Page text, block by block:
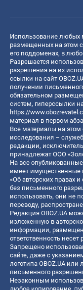
Использование любых
размещенных на этом
его поддоменах, в
Разрешается
разрешения на их
ссылки на сайт
получении
обязательном
систем, гиперссылки
https://
материал в первом
Все материалы на этом
исследования –
редакции,
принадлежат ООО
На все
имеет
«Об авторских правах
без письменного
использовать, они не
переводу,
Редакция OBOZ.UA
изложенную в
информации,
ответственность несет
Запрещено
сайте, даже с
логотипа OBOZ.UA или
письменного
Незаконным